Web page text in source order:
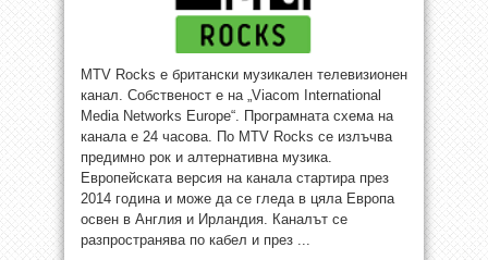
MTV Rocks е британски музикален телевизионен
канал. Собственост е на „Viacom International
Media Networks Europe“. Програмната схема на
канала е 24 часова. По MTV Rocks се излъчва
предимно рок и алтернативна музика.
Европейската версия на канала стартира през
2014 година и може да се гледа в цяла Европа
освен в Англия и Ирландия. Каналът се
разпространява по кабел и през ...